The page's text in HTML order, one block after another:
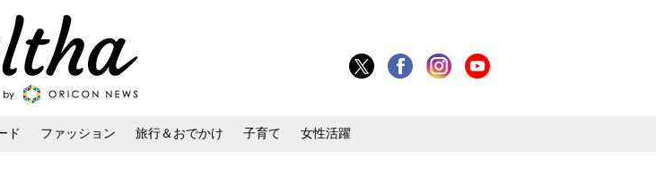
ド ファッション 旅行＆おでかけ 子育て 女性活躍